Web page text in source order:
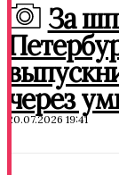
За
через
20.07.2026 19:41